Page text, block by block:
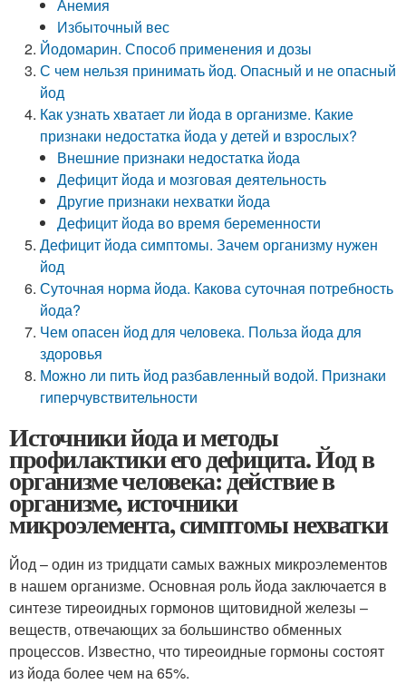
Анемия
Избыточный вес
Йодомарин. Способ применения и дозы
С чем нельзя принимать йод. Опасный и не опасный
йод
Как узнать хватает ли йода в организме. Какие
признаки недостатка йода у детей и взрослых?
Внешние признаки недостатка йода
Дефицит йода и мозговая деятельность
Другие признаки нехватки йода
Дефицит йода во время беременности
Дефицит йода симптомы. Зачем организму нужен
йод
Суточная норма йода. Какова суточная потребность
йода?
Чем опасен йод для человека. Польза йода для
здоровья
Можно ли пить йод разбавленный водой. Признаки
гиперчувствительности
Источники йода и методы
профилактики его дефицита. Йод в
организме человека: действие в
организме, источники
микроэлемента, симптомы нехватки
Йод – один из тридцати самых важных микроэлементов
в нашем организме. Основная роль йода заключается в
синтезе тиреоидных гормонов щитовидной железы –
веществ, отвечающих за большинство обменных
процессов. Известно, что тиреоидные гормоны состоят
из йода более чем на 65%.